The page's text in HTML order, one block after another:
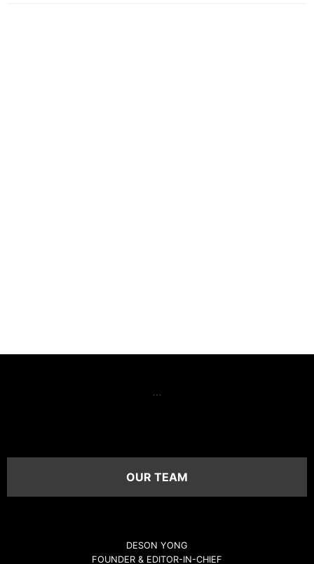
…
OUR TEAM
DESON YONG
FOUNDER & EDITOR-IN-CHIEF